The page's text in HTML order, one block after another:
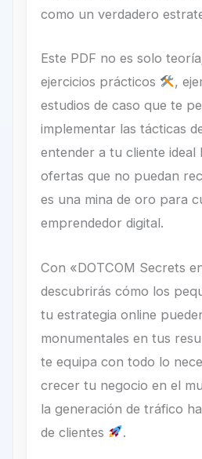
como un verdadero
Este PDF no es solo
ejercicios prácticos
,
estudios de caso que te
implementar las tácticas
entender a tu cliente ideal
ofertas que no puedan
es una mina de oro para
emprendedor digital.
Con «DOTCOM Secrets
descubrirás cómo los
tu estrategia online
monumentales en tus
te equipa con todo lo
crecer tu negocio en el
la generación de tráfico
de clientes
.